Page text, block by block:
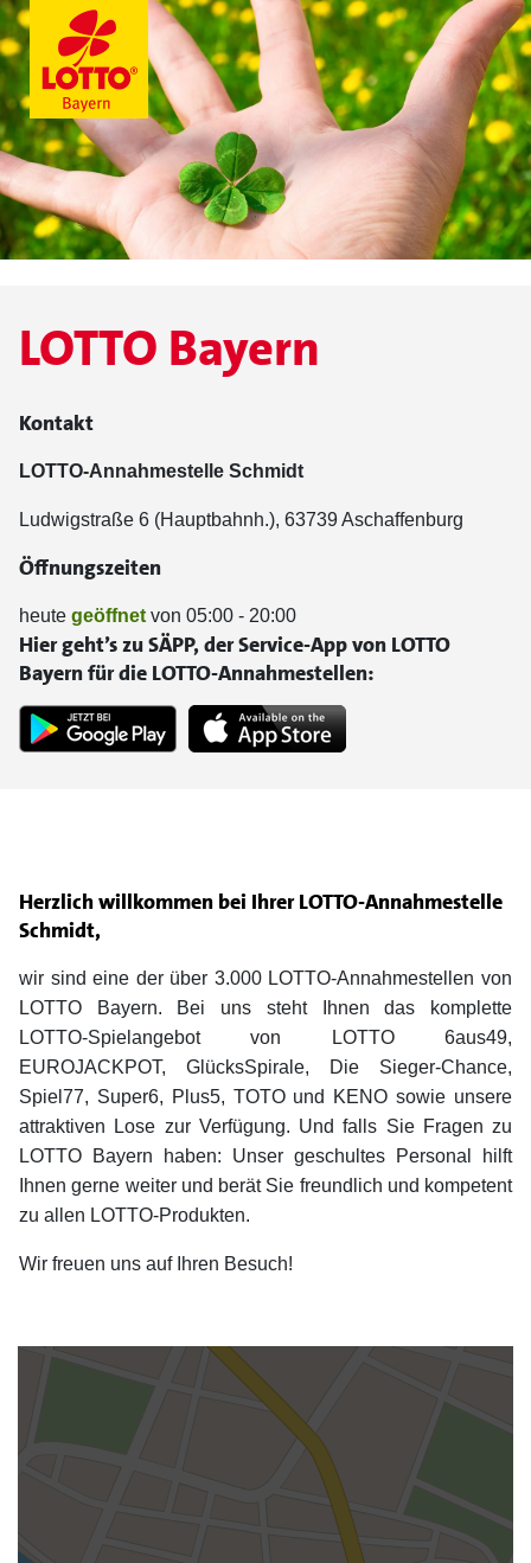
Herzlich willkommen bei Ihrer LOTTO-Annahmestelle
Schmidt,
wir sind eine der über 3.000 LOTTO-Annahmestellen von
LOTTO Bayern. Bei uns steht Ihnen das komplette
LOTTO-Spielangebot von LOTTO 6aus49,
EUROJACKPOT, GlücksSpirale, Die Sieger-Chance,
Spiel77, Super6, Plus5, TOTO und KENO sowie unsere
attraktiven Lose zur Verfügung. Und falls Sie Fragen zu
LOTTO Bayern haben: Unser geschultes Personal hilft
Ihnen gerne weiter und berät Sie freundlich und kompetent
zu allen LOTTO-Produkten.
Wir freuen uns auf Ihren Besuch!
LOTTO Bayern
Kontakt
LOTTO-Annahmestelle Schmidt
Ludwigstraße 6 (Hauptbahnh.), 63739 Aschaffenburg
Öffnungszeiten
heute geöffnet von 05:00 - 20:00
Hier geht’s zu SÄPP, der Service-App von LOTTO
Bayern für die LOTTO-Annahmestellen: